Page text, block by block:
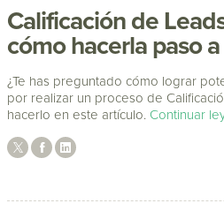
Calificación de
cómo hacerla paso
¿Te has preguntado cómo lograr
por realizar un proceso de
hacerlo en este artículo. Continuar